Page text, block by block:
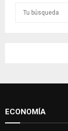
o
ECONOMÍA